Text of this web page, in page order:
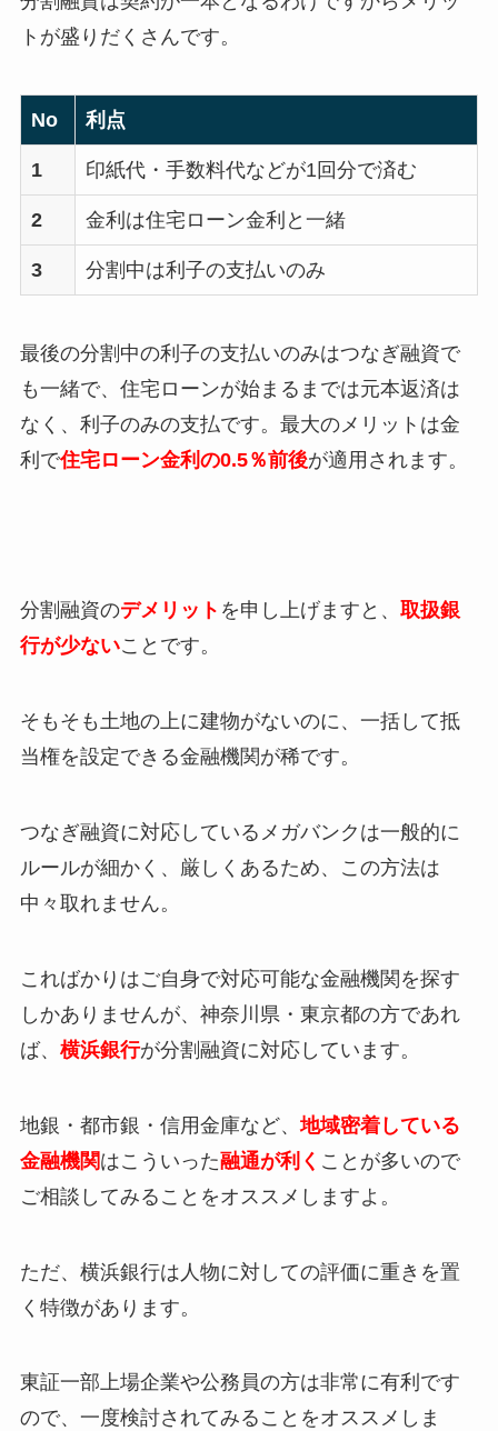
トが盛りだくさんです。
No 利点
1 印紙代・手数料代などが1回分で済む
2 金利は住宅ローン金利と一緒
3 分割中は利子の支払いのみ
最後の分割中の利子の支払いのみはつなぎ融資で
も一緒で、住宅ローンが始まるまでは元本返済は
なく、利子のみの支払です。最大のメリットは金
利で住宅ローン金利の0.5％前後が適用されます。
分割融資のデメリット を申し上げますと、 取扱銀
行が少ないことです。
そもそも土地の上に建物がないのに、一括して抵
当権を設定できる金融機関が稀です。
つなぎ融資に対応しているメガバンクは一般的に
ルールが細かく、厳しくあるため、この方法は
中々取れません。
こればかりはご自身で対応可能な金融機関を探す
しかありませんが、神奈川県・東京都の方であれ
ば、 横浜銀行が分割融資に対応しています。
地銀・都市銀・信用金庫など、地域密着している
金融機関はこういった融通が利く ことが多いので
ご相談してみることをオススメしますよ。
ただ、横浜銀行は人物に対しての評価に重きを置
く特徴があります。
東証一部上場企業や公務員の方は非常に有利です
ので、一度検討されてみることをオススメしま